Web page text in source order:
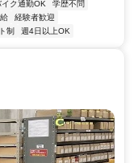
イク通勤OK
学歴不問
経験者歓迎
制 週4日以上OK